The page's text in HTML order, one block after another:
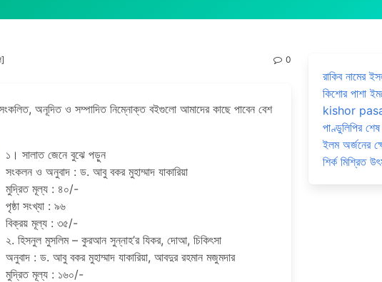
0
অনূদিত ও সম্পাদিত নিম্নোক্ত বইগুলো আমাদের কাছে পাবেন বেশ
১। সালাত জেনে বুঝে পড়ুন
সংকলন ও অনুবাদ : ড. আবু বকর মুহাম্মাদ যাকারিয়া
মুদ্রিত মূল্য : ৪০/-
পৃষ্ঠা সংখ্যা : ৯৬
বিক্রয় মূল্য : ৩৫/-
২. হিসনুল মুসলিম – কুরআন সুন্নাহ’র যিকর, দোআ, চিকিৎসা
অনুবাদ : ড. আবু বকর মুহাম্মাদ যাকারিয়া, আবদুর রহমান মজুমদার
মুদ্রিত মূল্য : ১৬০/-
রাকিব নামের
কিশোর পাশা
kishor
পাণ্ডুলিপির শেষ
ইলম অর্জনের
শির্ক মিশ্রিত